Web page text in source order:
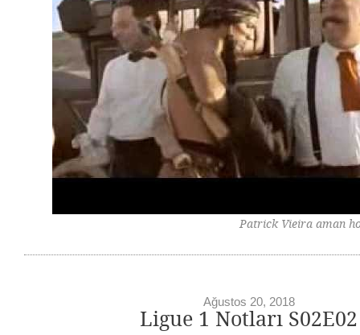
Patrick Vieira aman
Ağustos 20, 2018
Ligue 1 Notları S02E02